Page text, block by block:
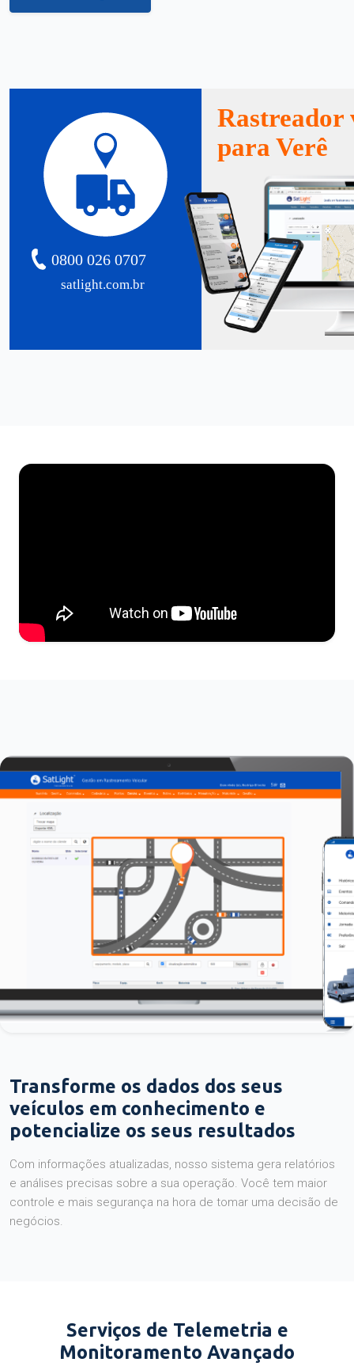
satlight.com.br
0800 026 0707
Rastreador
para Verê
Transforme os dados dos seus
veículos em conhecimento e
potencialize os seus resultados
Com informações atualizadas, nosso sistema gera relatórios
e análises precisas sobre a sua operação. Você tem maior
controle e mais segurança na hora de tomar uma decisão de
negócios.
Serviços de Telemetria e
Monitoramento Avançado